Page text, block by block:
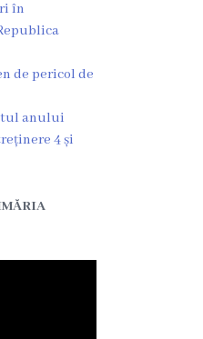
în
de pericol de
anului
4 și